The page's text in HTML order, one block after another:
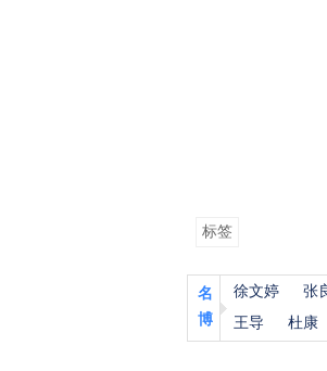
标签
名
博
徐文婷 张
王导
杜康